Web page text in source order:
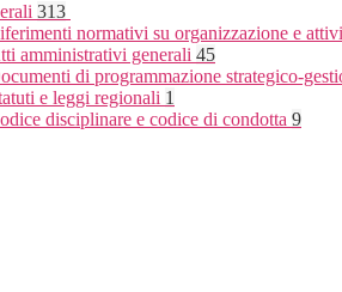
313
normativi su organizzazione e
amministrativi generali 45
di programmazione strategico-
e leggi regionali 1
disciplinare e codice di condotta 9